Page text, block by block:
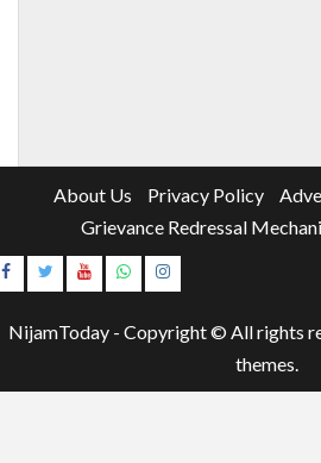
About Us Privacy Policy
Grievance Redressal
Instagram
NijamToday - Copyright © All rights
themes.